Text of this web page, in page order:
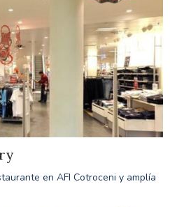
en AFI Cotroceni y amplía